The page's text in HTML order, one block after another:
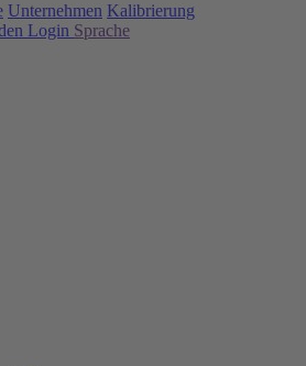
Unternehmen Kalibrierung
Login Sprache